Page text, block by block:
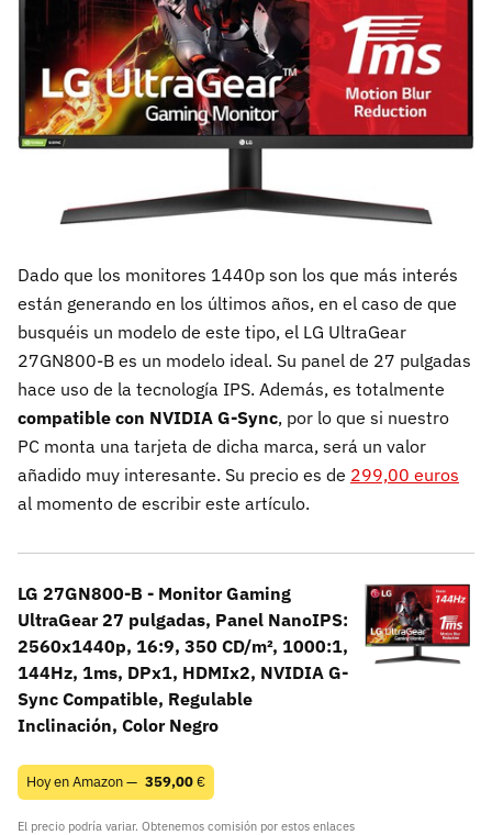
Dado que los monitores 1440p son los que más interés
están generando en los últimos años, en el caso de que
busquéis un modelo de este tipo, el LG UltraGear
27GN800-B es un modelo ideal. Su panel de 27 pulgadas
hace uso de la tecnología IPS. Además, es totalmente
compatible con NVIDIA G-Sync, por lo que si nuestro
PC monta una tarjeta de dicha marca, será un valor
añadido muy interesante. Su precio es de 299,00 euros
al momento de escribir este artículo.
LG 27GN800-B - Monitor Gaming
UltraGear 27 pulgadas, Panel NanoIPS:
2560x1440p, 16:9, 350 CD/m², 1000:1,
144Hz, 1ms, DPx1, HDMIx2, NVIDIA G-
Sync Compatible, Regulable
Inclinación, Color Negro
Hoy en Amazon — 359,00€
El precio podría variar. Obtenemos comisión por estos enlaces